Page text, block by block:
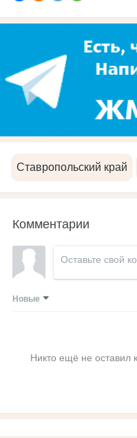
Ставропольский край
Комментарии
Новые
Никто ещё не оставил